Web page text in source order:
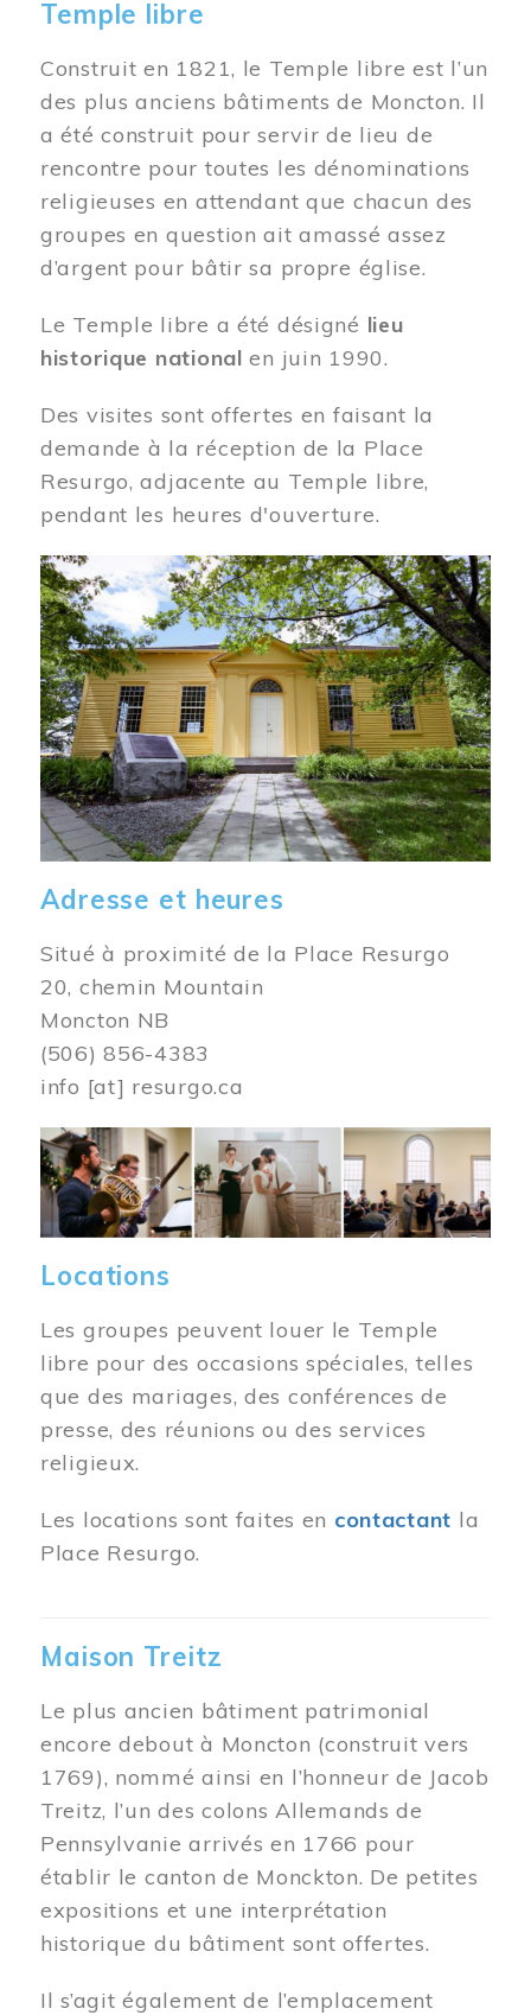
Temple libre
Construit en 1821, le Temple libre est l’un
des plus anciens bâtiments de Moncton. Il
a été construit pour servir de lieu de
rencontre pour toutes les dénominations
religieuses en attendant que chacun des
groupes en question ait amassé assez
d’argent pour bâtir sa propre église.
Le Temple libre a été désigné lieu
historique national en juin 1990.
Des visites sont offertes en faisant la
demande à la réception de la Place
Resurgo, adjacente au Temple libre,
pendant les heures d'ouverture.
Image
Adresse et heures
Situé à proximité de la Place Resurgo
20, chemin Mountain
Moncton NB
(506) 856-4383
info [at] resurgo.ca
Image
Locations
Les groupes peuvent louer le Temple
libre pour des occasions spéciales, telles
que des mariages, des conférences de
presse, des réunions ou des services
religieux.
Les locations sont faites en contactant la
Place Resurgo.
Maison Treitz
Le plus ancien bâtiment patrimonial
encore debout à Moncton (construit vers
1769), nommé ainsi en l’honneur de Jacob
Treitz, l’un des colons Allemands de
Pennsylvanie arrivés en 1766 pour
établir le canton de Monckton. De petites
expositions et une interprétation
historique du bâtiment sont offertes.
Il s’agit également de l’emplacement